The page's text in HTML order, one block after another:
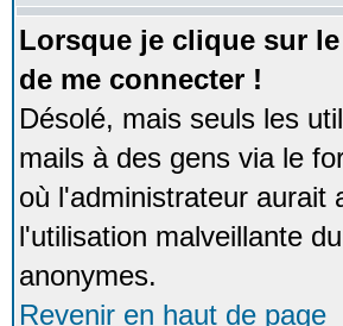
Lorsque je clique sur
de me connecter !
Désolé, mais seuls les
mails à des gens via le
où l'administrateur aurait
l'utilisation malveillante
anonymes.
Revenir en haut de page